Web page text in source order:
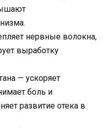
нервные волокна,
выработку
— ускоряет
боль и
развитие отека в